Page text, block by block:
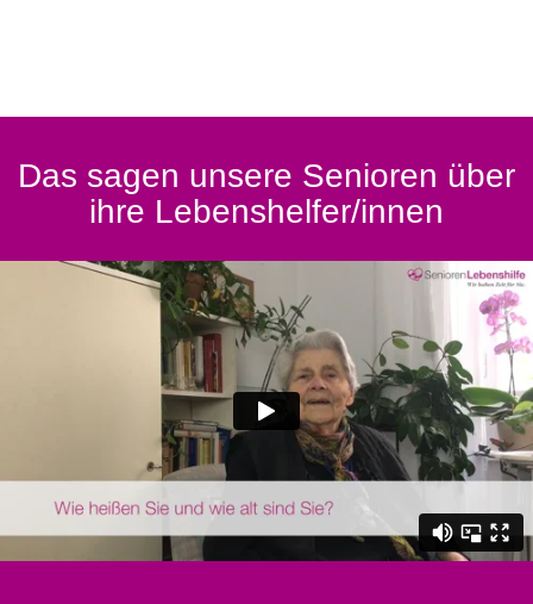
Das sagen unsere Senioren über
ihre Lebenshelfer/innen